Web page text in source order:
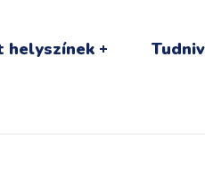
helyszínek